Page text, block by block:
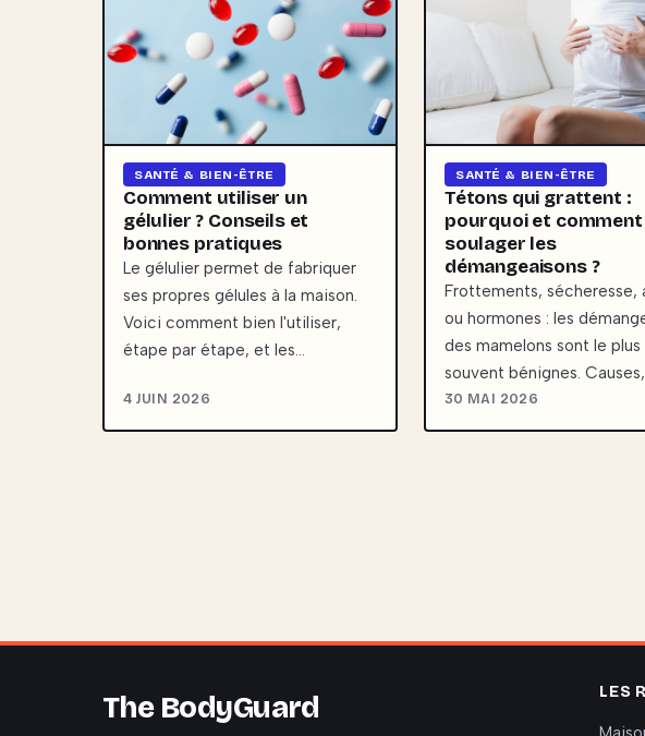
SANTÉ & BIEN-ÊTRE
Comment utiliser un
gélulier ? Conseils et
bonnes pratiques
Le gélulier permet de fabriquer
ses propres gélules à la maison.
Voici comment bien l'utiliser,
étape par étape, et les…
4 JUIN 2026
SANTÉ & BIEN-ÊTRE
Tétons qui grattent :
pourquoi et comment
soulager les
démangeaisons ?
Frottements, sécheresse,
ou hormones : les
des mamelons sont le plus
souvent bénignes.
30 MAI 2026
The BodyGuard LES